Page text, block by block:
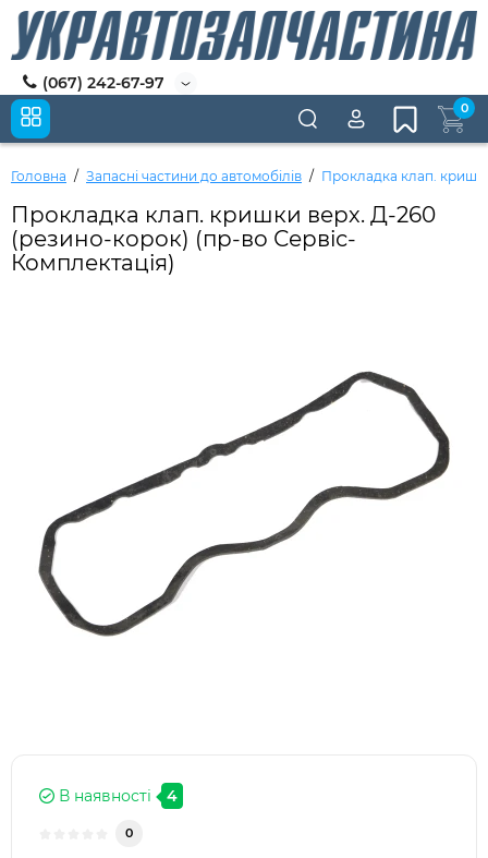
(067) 242-67-97
0
Головна Запасні частини до автомобілів Прокладка клап.
Прокладка клап. кришки верх. Д-260
(резино-корок) (пр-во Сервіс-
Комплектація)
В наявності 4
0